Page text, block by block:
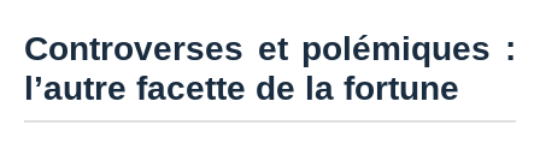
Controverses et polémiques :
l’autre facette de la fortune